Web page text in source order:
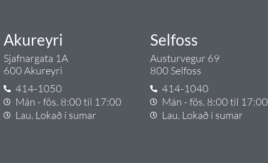
Akureyri
Sjafnargata 1A
600 Akureyri
414-1050
Mán - fös. 8:00 til 17:00
Lau. Lokað í sumar
Selfoss
Austurvegur 69
800 Selfoss
414-1040
Mán - fös. 8:00 til 17:00
Lau. Lokað í sumar